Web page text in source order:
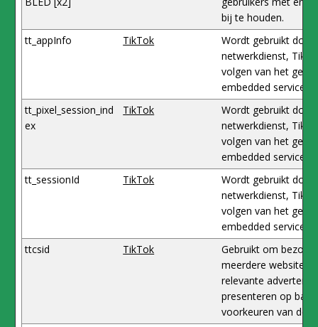
bij te houden.
tt_appInfo
TikTok
Wordt gebruikt door
netwerkdienst,
volgen van het
embedded services.
tt_pixel_session_ind
ex
TikTok
Wordt gebruikt door
netwerkdienst,
volgen van het
embedded services.
tt_sessionId
TikTok
Wordt gebruikt door
netwerkdienst,
volgen van het
embedded services.
ttcsid
TikTok
Gebruikt om
meerdere websites
relevante
presenteren op
voorkeuren van de